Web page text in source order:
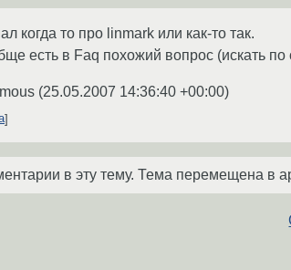
когда то про linmark или как-то так.
есть в Faq похожий вопрос (искать по
(25.05.2007 14:36:40 +00:00)
в эту тему. Тема перемещена в